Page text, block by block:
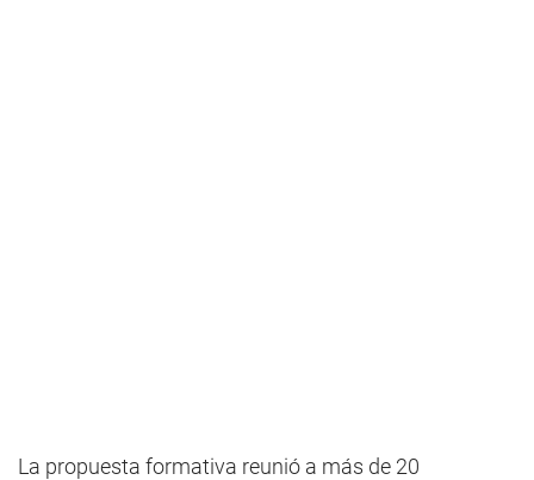
La propuesta formativa reunió a más de 20